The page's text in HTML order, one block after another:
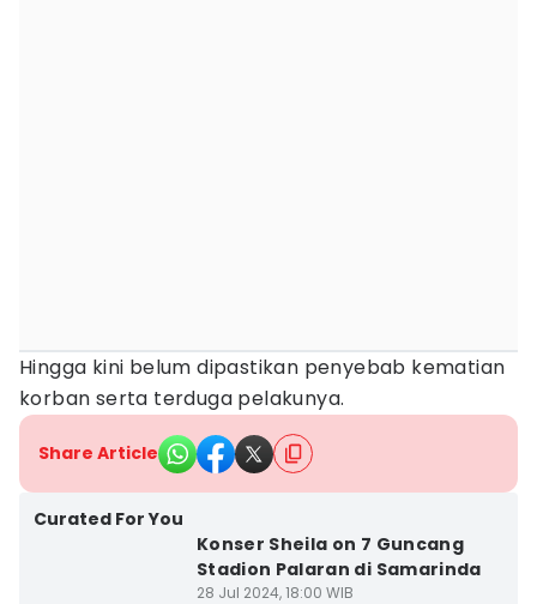
Hingga kini belum dipastikan penyebab kematian
korban serta terduga pelakunya.
Share Article
Curated For You
Konser Sheila on 7 Guncang
Stadion Palaran di Samarinda
28 Jul 2024, 18:00 WIB